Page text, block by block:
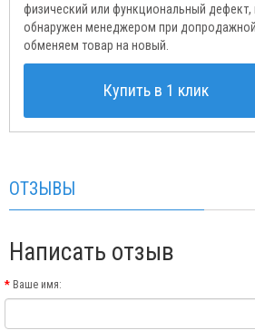
физический или функциональный
обнаружен менеджером при
обменяем товар на новый.
Купить в 1 клик
ОТЗЫВЫ
Написать отзыв
Ваше имя: